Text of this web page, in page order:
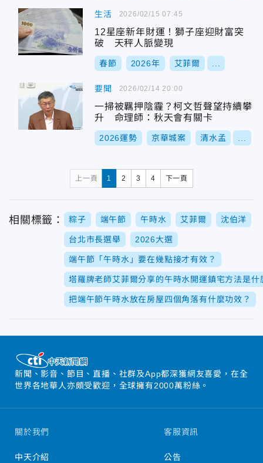
生活
12星座新年財運！獅子座迎財富突
破 天秤人脈變現
春節 2026年 艾菲爾
2026/02/15 07:45
要聞
一掃被羈押陰霾？柯文哲聲望持續攀
升 命理師：秋天會有關卡
2026運勢 京華城案 清水孟
2026/02/14 20:00
上一頁 1 2 3 4 下一頁
相關標籤： 粽子 端午節 午時水 艾菲爾 沈伯洋
台北市長選舉 2026大選
端午節「午時水」要在幾點接才有效？
塔羅牌老師艾菲爾分享的午時水開運鎮宅方法是什
把端午節午時水放在房屋四個角落有什麼功效？
新聞、影音、節目、直播、社群及App都深獲網友喜愛，在全
世界各地華人亦頗受歡迎，全球擁有2000萬粉絲。
關於我們
中天介紹
客服資訊
公告